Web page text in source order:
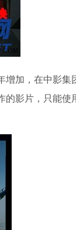
加，在中影集
的影片，只能使